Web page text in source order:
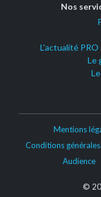
Nos
L'actualité PRO
Le
Mentions
Conditions
Audience
©